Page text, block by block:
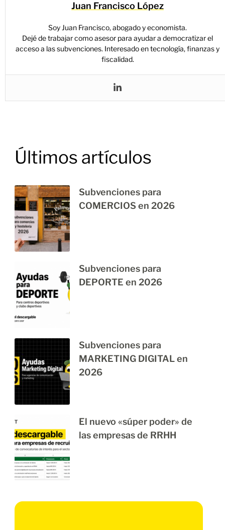
Juan Francisco López
Soy Juan Francisco, abogado y economista.
Dejé de trabajar como asesor para ayudar a democratizar el
acceso a las subvenciones. Interesado en tecnología, finanzas y
fiscalidad.
Últimos artículos
Subvenciones para
COMERCIOS en 2026
Subvenciones para
DEPORTE en 2026
Subvenciones para
MARKETING DIGITAL en
2026
El nuevo «súper poder» de
las empresas de RRHH